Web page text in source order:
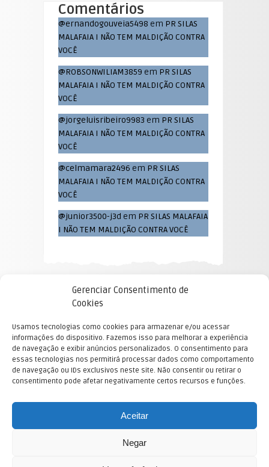
Gerenciar Consentimento de
Cookies
Usamos tecnologias como cookies para armazenar e/ou acessar
informações do dispositivo. Fazemos isso para melhorar a experiência
de navegação e exibir anúncios personalizados. O consentimento para
essas tecnologias nos permitirá processar dados como comportamento
de navegação ou IDs exclusivos neste site. Não consentir ou retirar o
consentimento pode afetar negativamente certos recursos e funções.
Aceitar
Negar
Comentários
@ernandogouveia5498 em PR SILAS
MALAFAIA I NÃO TEM MALDIÇÃO CONTRA
VOCÊ
@ROBSONWILIAM3859 em PR SILAS
MALAFAIA I NÃO TEM MALDIÇÃO CONTRA
VOCÊ
@jorgeluisribeiro9983 em PR SILAS
MALAFAIA I NÃO TEM MALDIÇÃO CONTRA
VOCÊ
@celmamara2496 em PR SILAS
MALAFAIA I NÃO TEM MALDIÇÃO CONTRA
VOCÊ
@junior3500-j3d em PR SILAS MALAFAIA
I NÃO TEM MALDIÇÃO CONTRA VOCÊ
©2022 Mensagem Divina. All Rights Reserved.